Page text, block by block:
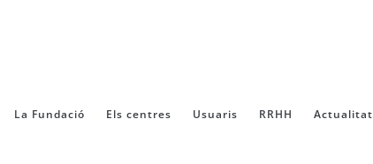
La Fundació Els centres Usuaris RRHH Actualitat